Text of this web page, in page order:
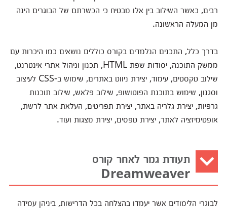
רבים, כאשר השילוב בין אלו מבטיח כי הכשרתם של הבוגרים הינה
מן המעלה הראשונה.
בדרך כלל, התכנים הנלמדים בקורס כוללים נושאים כמו היכרות עם
ממשק התוכנה, יסודות שפת HTML, תכנון וניהול אתרי אינטרנט,
שילוב טקסטים, עימוד, יצירת ניווט באתרים, שימוש ב-CSS לעיצוב
וסגנון, שימוש בתוכנת הפוטושופ, שילוב פלאש, שילוב תוכנות
גרפיות, יצירת גלריה באתר, יצירת תפריטים, העלאת אתר לרשת,
אופטימיזציה לאתר, יצירת טפסים, יצירת מצגות ועוד.
תעודת גמר לאחר קורס
Dreamweaver
לבוגרי הלימודים אשר יעמדו בהצלחה בכל הדרישות, ביניהן עמידה